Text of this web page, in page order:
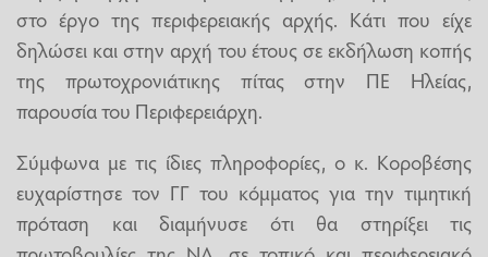
στο έργο της περιφερειακής αρχής. Κάτι που είχε
δηλώσει και στην αρχή του έτους σε εκδήλωση κοπής
της πρωτοχρονιάτικης πίτας στην ΠΕ Ηλείας,
παρουσία του Περιφερειάρχη.
Σύμφωνα με τις ίδιες πληροφορίες, ο κ. Κοροβέσης
ευχαρίστησε τον ΓΓ του κόμματος για την τιμητική
πρόταση και διαμήνυσε ότι θα στηρίξει τις